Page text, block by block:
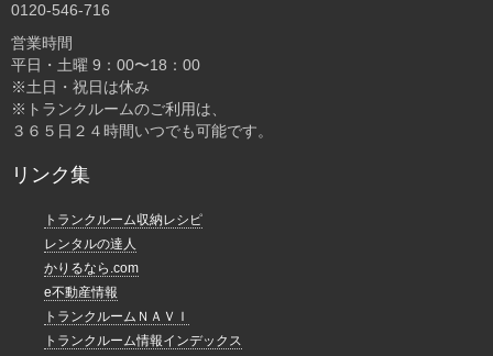
0120-546-716
営業時間
平日・土曜 9：00〜18：00
※土日・祝日は休み
※トランクルームのご利用は、
３６５日２４時間いつでも可能です。
リンク集
トランクルーム収納レシピ
レンタルの達人
かりるなら.com
e不動産情報
トランクルームＮＡＶＩ
トランクルーム情報インデックス